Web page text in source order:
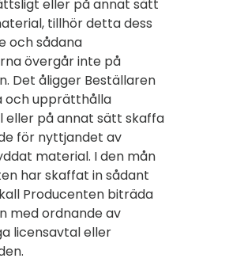
eller på annat sätt
tillhör detta dess
och sådana
övergår inte på
Det åligger Beställaren
och upprätthålla
eller på annat sätt skaffa
för nyttjandet av
material. I den mån
har skaffat in sådant
Producenten biträda
med ordnande av
licensavtal eller